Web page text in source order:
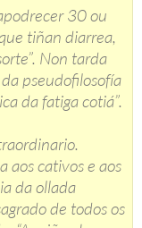
30 ou
tiñan diarrea,
Non tarda
pseudofilosofía
da fatiga cotiá”.
aos cativos e aos
da ollada
de todos os